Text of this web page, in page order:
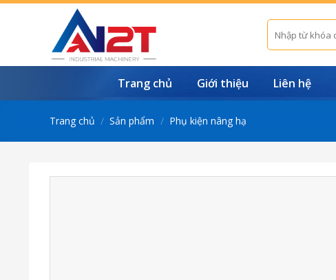
Skip
Tìm
kiếm:
Trang chủ Giới thiệu Liên hệ
Trang chủ / Sản phẩm / Phụ kiện nâng hạ